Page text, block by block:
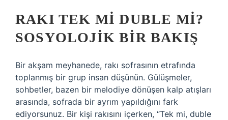
RAKI TEK MI DUBLE MI?
SOSYOLOJIK BIR BAKIŞ
Bir akşam meyhanede, rakı sofrasının etrafında
toplanmış bir grup insan düşünün. Gülüşmeler,
sohbetler, bazen bir melodiye dönüşen kalp atışları
arasında, sofrada bir ayrım yapıldığını fark
ediyorsunuz. Bir kişi rakısını içerken, “Tek mi, duble